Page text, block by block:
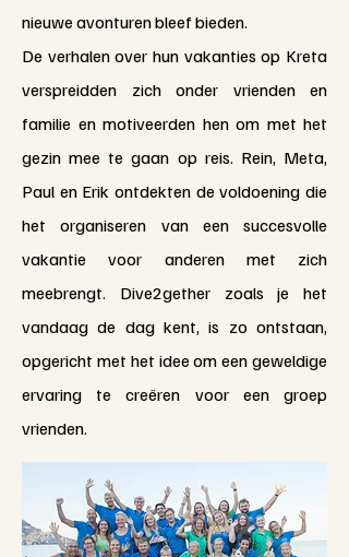
nieuwe avonturen bleef bieden.
De verhalen over hun vakanties op Kreta
verspreidden zich onder vrienden en
familie en motiveerden hen om met het
gezin mee te gaan op reis. Rein, Meta,
Paul en Erik ontdekten de voldoening die
het organiseren van een succesvolle
vakantie voor anderen met zich
meebrengt. Dive2gether zoals je het
vandaag de dag kent, is zo ontstaan,
opgericht met het idee om een geweldige
ervaring te creëren voor een groep
vrienden.